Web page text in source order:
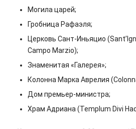
Могила царей;
Гробница Рафаэля;
Церковь Сант-Иньяцио
Campo Marzio);
Знаменитая «Галерея»;
Колонна Марка Аврелия
Дом премьер-министра;
Храм Адриана (Templum Divi